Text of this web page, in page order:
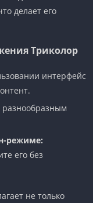
делает его
Триколор
интерфейс
разнообразным
режиме:
его без
не только